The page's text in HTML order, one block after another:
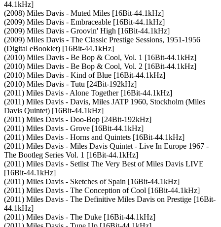
44.1kHz]
(2008) Miles Davis - Muted Miles [16Bit-44.1kHz]
(2009) Miles Davis - Embraceable [16Bit-44.1kHz]
(2009) Miles Davis - Groovin' High [16Bit-44.1kHz]
(2009) Miles Davis - The Classic Prestige Sessions, 1951-1956
(Digital eBooklet) [16Bit-44.1kHz]
(2010) Miles Davis - Be Bop & Cool, Vol. 1 [16Bit-44.1kHz]
(2010) Miles Davis - Be Bop & Cool, Vol. 2 [16Bit-44.1kHz]
(2010) Miles Davis - Kind of Blue [16Bit-44.1kHz]
(2010) Miles Davis - Tutu [24Bit-192kHz]
(2011) Miles Davis - Alone Together [16Bit-44.1kHz]
(2011) Miles Davis - Davis, Miles JATP 1960, Stockholm (Miles
Davis Quintet) [16Bit-44.1kHz]
(2011) Miles Davis - Doo-Bop [24Bit-192kHz]
(2011) Miles Davis - Grove [16Bit-44.1kHz]
(2011) Miles Davis - Horns and Quintets [16Bit-44.1kHz]
(2011) Miles Davis - Miles Davis Quintet - Live In Europe 1967 -
The Bootleg Series Vol. 1 [16Bit-44.1kHz]
(2011) Miles Davis - Setlist The Very Best of Miles Davis LIVE
[16Bit-44.1kHz]
(2011) Miles Davis - Sketches of Spain [16Bit-44.1kHz]
(2011) Miles Davis - The Conception of Cool [16Bit-44.1kHz]
(2011) Miles Davis - The Definitive Miles Davis on Prestige [16Bit-
44.1kHz]
(2011) Miles Davis - The Duke [16Bit-44.1kHz]